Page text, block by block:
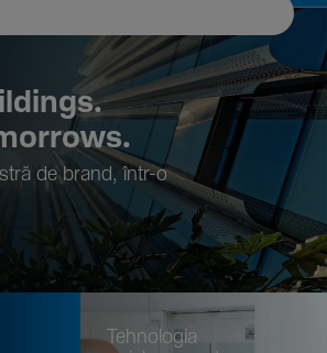
de brand, într-o
Tehno­logia